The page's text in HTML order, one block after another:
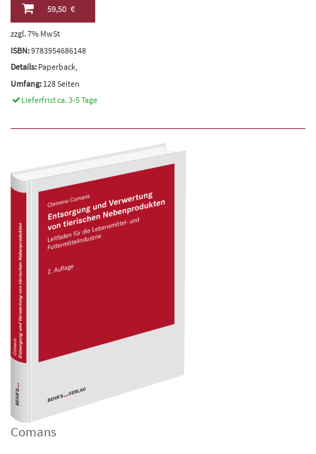
59,50 €
zzgl. 7% MwSt
ISBN:9783954686148
Details: Paperback,
Umfang: 128 Seiten
Lieferfrist ca. 3-5 Tage
Comans